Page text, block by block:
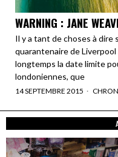
WARNING : JANE
Il y a tant de choses à dire
quarantenaire de
longtemps la date limite
londoniennes, que
14 SEPTEMBRE 2015